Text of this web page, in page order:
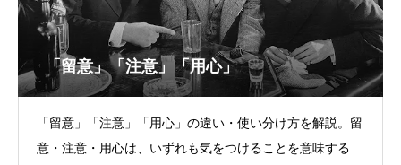
「留意」「注意」「用心」
「留意」「注意」「用心」の違い・使い分け方を解説。留
意・注意・用心は、いずれも気をつけることを意味する